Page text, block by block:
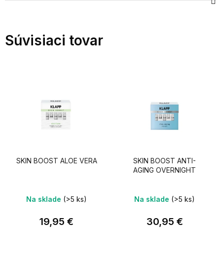
Súvisiaci tovar
SKIN BOOST ALOE VERA
Na sklade (>5 ks)
19,95 €
SKIN BOOST ANTI-
AGING OVERNIGHT
Na sklade (>5 ks)
30,95 €